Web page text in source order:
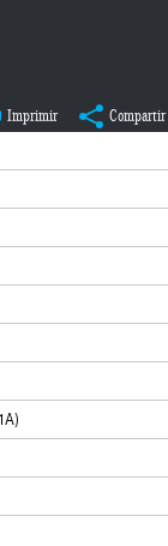
Imprimir Compartir